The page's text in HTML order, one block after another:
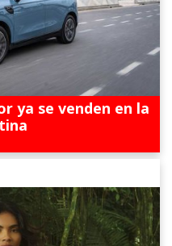
ya se venden en la